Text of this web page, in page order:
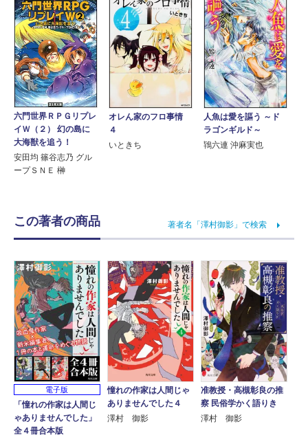
六門世界ＲＰＧリプレ
イＷ（２） 幻の島に
大海獣を追う！
安田均 篠谷志乃 グル
ープＳＮＥ 榊
オレん家のフロ事情
４
いときち
人魚は愛を謳う ～ド
ラゴンギルド～
鴇六連 沖麻実也
この著者の商品 著者名「澤村御影」で検索
電子版
「憧れの作家は人間じ
ゃありませんでした」
全４冊合本版
憧れの作家は人間じゃ
ありませんでした４
澤村 御影
准教授・高槻彰良の推
察 民俗学かく語りき
澤村 御影